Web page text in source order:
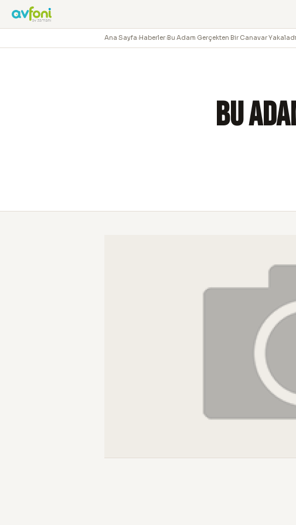
Ana Sayfa›Haberler›Bu Adam Gerçekten Bir Canavar Yakaladı
Bu